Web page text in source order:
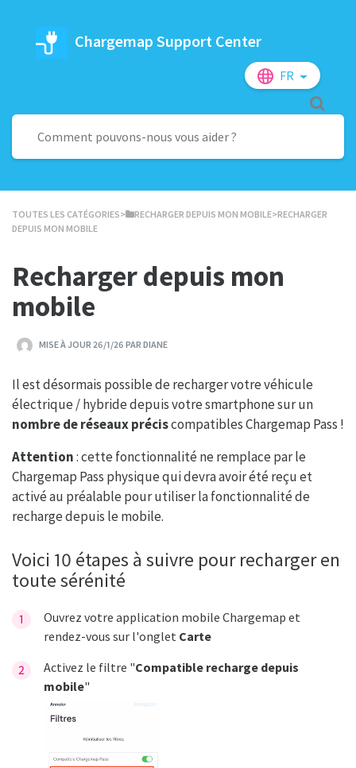
Chargemap Support Center
FR
TOUTES LES CATÉGORIES​>​ ​RECHARGER DEPUIS MON MOBILE​>​ RECHARGER
DEPUIS MON MOBILE
Recharger depuis mon
mobile
MISE À JOUR 26/1/26 PAR DIANE
Il est désormais possible de recharger votre véhicule
électrique / hybride depuis votre smartphone sur un
nombre de réseaux préciscompatibles Chargemap Pass !
Attention: cette fonctionnalité ne remplace par le
Chargemap Pass physique qui devra avoir été reçu et
activé au préalable pour utiliser la fonctionnalité de
recharge depuis le mobile.
Voici 10 étapes à suivre pour recharger en
toute sérénité
Ouvrez votre application mobile Chargemap et
rendez-vous sur l'onglet Carte
Activez le filtre "Compatible recharge depuis
mobile"